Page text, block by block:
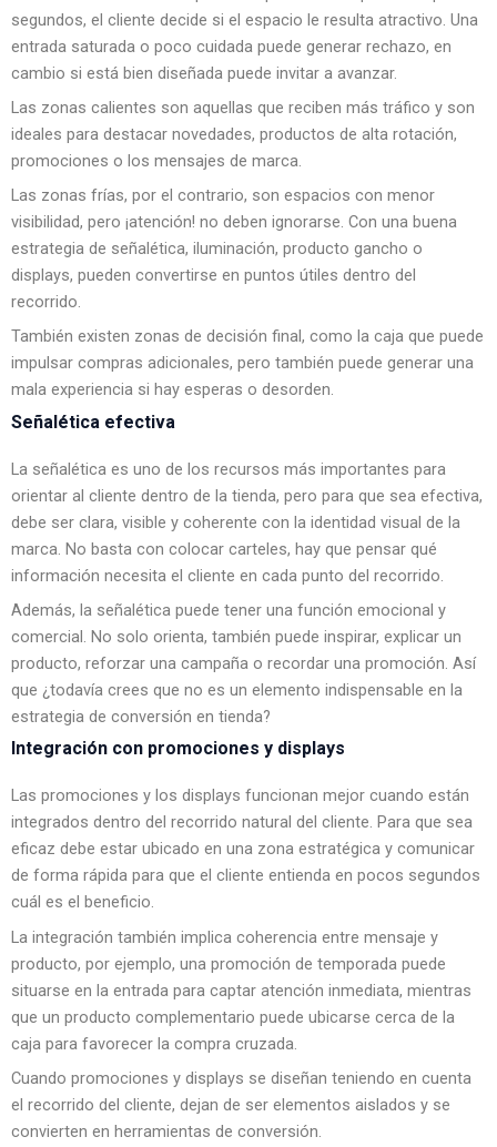
segundos, el cliente decide si el espacio le resulta atractivo. Una
entrada saturada o poco cuidada puede generar rechazo, en
cambio si está bien diseñada puede invitar a avanzar.
Las zonas calientes son aquellas que reciben más tráfico y son
ideales para destacar novedades, productos de alta rotación,
promociones o los mensajes de marca.
Las zonas frías, por el contrario, son espacios con menor
visibilidad, pero ¡atención! no deben ignorarse. Con una buena
estrategia de señalética, iluminación, producto gancho o
displays, pueden convertirse en puntos útiles dentro del
recorrido.
También existen zonas de decisión final, como la caja que puede
impulsar compras adicionales, pero también puede generar una
mala experiencia si hay esperas o desorden.
Señalética efectiva
La señalética es uno de los recursos más importantes para
orientar al cliente dentro de la tienda, pero para que sea efectiva,
debe ser clara, visible y coherente con la identidad visual de la
marca. No basta con colocar carteles, hay que pensar qué
información necesita el cliente en cada punto del recorrido.
Además, la señalética puede tener una función emocional y
comercial. No solo orienta, también puede inspirar, explicar un
producto, reforzar una campaña o recordar una promoción. Así
que ¿todavía crees que no es un elemento indispensable en la
estrategia de conversión en tienda?
Integración con promociones y displays
Las promociones y los displays funcionan mejor cuando están
integrados dentro del recorrido natural del cliente. Para que sea
eficaz debe estar ubicado en una zona estratégica y comunicar
de forma rápida para que el cliente entienda en pocos segundos
cuál es el beneficio.
La integración también implica coherencia entre mensaje y
producto, por ejemplo, una promoción de temporada puede
situarse en la entrada para captar atención inmediata, mientras
que un producto complementario puede ubicarse cerca de la
caja para favorecer la compra cruzada.
Cuando promociones y displays se diseñan teniendo en cuenta
el recorrido del cliente, dejan de ser elementos aislados y se
convierten en herramientas de conversión.